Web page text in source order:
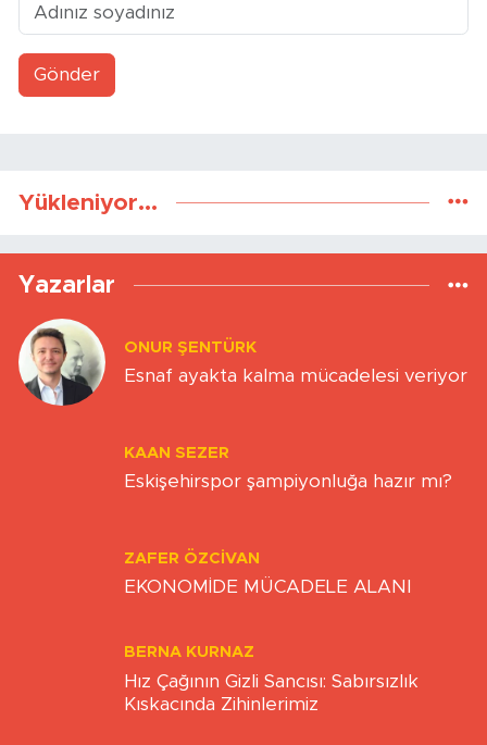
Gönder
Yükleniyor...
Yazarlar
ONUR ŞENTÜRK
Esnaf ayakta kalma mücadelesi veriyor
KAAN SEZER
Eskişehirspor şampiyonluğa hazır mı?
ZAFER ÖZCIVAN
EKONOMİDE MÜCADELE ALANI
BERNA KURNAZ
Hız Çağının Gizli Sancısı: Sabırsızlık
Kıskacında Zihinlerimiz